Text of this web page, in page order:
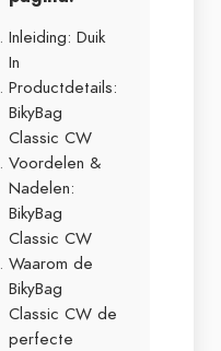
Inleiding: Duik
In
Productdetails:
BikyBag
Classic CW
Voordelen &
Nadelen:
BikyBag
Classic CW
Waarom de
BikyBag
Classic CW de
perfecte